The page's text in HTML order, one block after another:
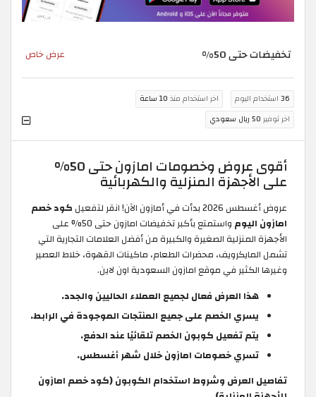
تخفيضات حتى 50% عرض خاص
36 استخدام اليوم اخر استخدام منذ 10 ساعة
اخر توفير 50 ريال سعودي
أقوى عروض وخصومات امازون حتى 50%
على الأجهزة المنزلية والكهربائية
عروض أغسطس 2026 بدأت في أمازون الآن! انقر لتفعيل
كود خصم
امازون اليوم
واستمتع بأكبر تخفيضات امازون حتى 50% على
الأجهزة المنزلية الصغيرة والكبيرة من أفضل العلامات التجارية التي
تشمل المايكرويف، محضرات الطعام، ماكينات القهوة، خلاط العصير
وغيرها الكثير في موقع امازون السعودية اون لاين.
هذا العرض فعال لجميع العملاء الحاليين والجدد.
يسري الخصم على جميع المنتجات الموجودة في الرابط.
يتم تفعيل كوبون الخصم تلقائيًا عند الدفع.
تسري خصومات امازون خلال شهر أغسطس.
تفاصيل العرض وشروط استخدام الكوبون (كود خصم امازون